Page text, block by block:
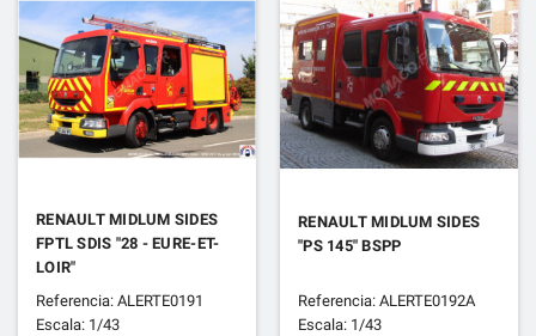
RENAULT MIDLUM SIDES
FPTL SDIS "28 - EURE-ET-
LOIR"
Referencia: ALERTE0191
Escala: 1/43
RENAULT MIDLUM SIDES
"PS 145" BSPP
Referencia: ALERTE0192A
Escala: 1/43